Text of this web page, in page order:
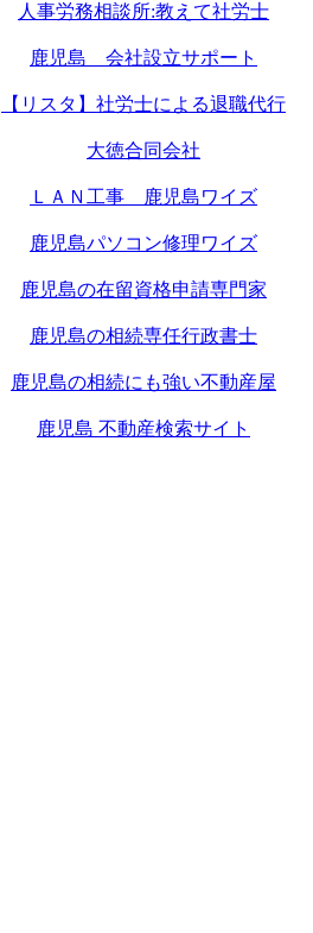
人事労務相談所:教えて社労士
鹿児島 会社設立サポート
【リスタ】社労士による退職代行
大徳合同会社
ＬＡＮ工事 鹿児島ワイズ
鹿児島パソコン修理ワイズ
鹿児島の在留資格申請専門家
鹿児島の相続専任行政書士
鹿児島の相続にも強い不動産屋
鹿児島 不動産検索サイト